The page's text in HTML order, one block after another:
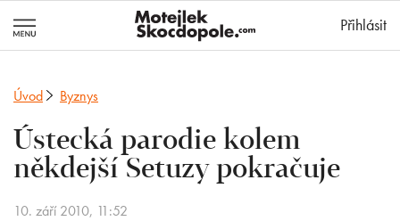
Přihlásit
Úvod Byznys
Ústecká parodie kolem
někdejší Setuzy pokračuje
10. září 2010, 11:52